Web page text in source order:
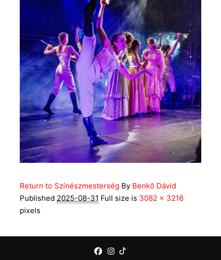
Return to Színészmesterség By Benkő Dávid
Published 2025-08-31 Full size is 3082 × 3216
pixels